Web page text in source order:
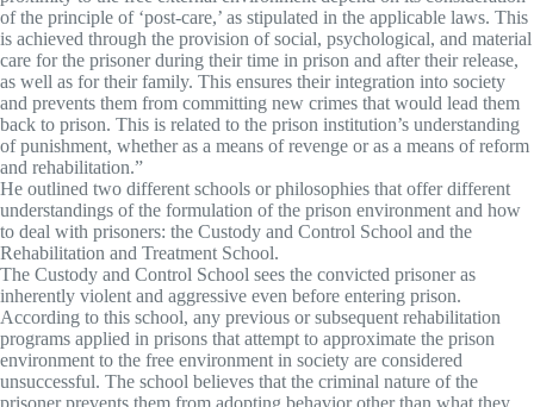
of the principle of ‘post-care,’ as stipulated in the applicable laws. This
is achieved through the provision of social, psychological, and material
care for the prisoner during their time in prison and after their release,
as well as for their family. This ensures their integration into society
and prevents them from committing new crimes that would lead them
back to prison. This is related to the prison institution’s understanding
of punishment, whether as a means of revenge or as a means of reform
and rehabilitation.”
He outlined two different schools or philosophies that offer different
understandings of the formulation of the prison environment and how
to deal with prisoners: the Custody and Control School and the
Rehabilitation and Treatment School.
The Custody and Control School sees the convicted prisoner as
inherently violent and aggressive even before entering prison.
According to this school, any previous or subsequent rehabilitation
programs applied in prisons that attempt to approximate the prison
environment to the free environment in society are considered
unsuccessful. The school believes that the criminal nature of the